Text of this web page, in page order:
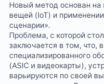
Новый метод основан на
вещей (IoT) и
сценарии».
Проблема, с которой
заключается в том, что,
специализированного
(ASIC и видеокарты),
варьируются по своей